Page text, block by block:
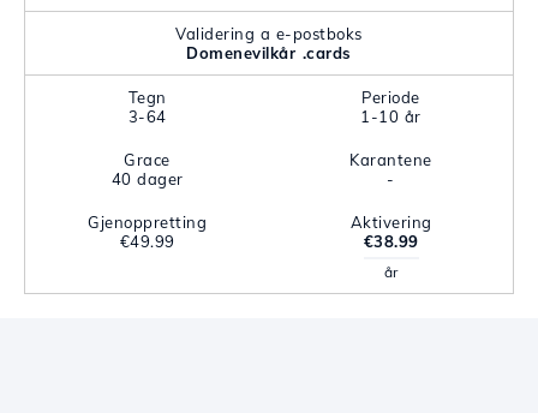
Validering a e-postboks
Domenevilkår .cards
Tegn
3-64
Periode
1-10 år
Grace
40 dager
Karantene
-
Gjenoppretting
€49.99
Aktivering
€38.99
år